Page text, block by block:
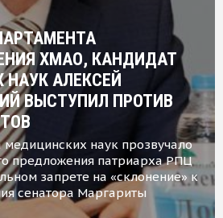
ХМАО, КАНДИДАТ
АЛЕКСЕЙ
ВЫСТУПИЛ ПРОТИВ
наук прозвучало
предложения патриарха РПЦ
запрете на «склонение» к
сенатора Маргариты